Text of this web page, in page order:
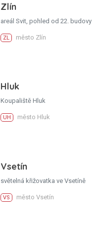
Zlín
areál Svit, pohled od 22. budovy
ZL město Zlín
Hluk
Koupaliště Hluk
UH město Hluk
Vsetín
světelná křižovatka ve Vsetíně
VS město Vsetín